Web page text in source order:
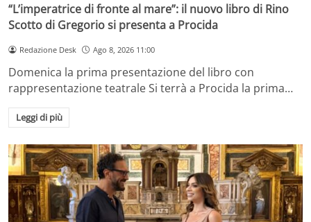
“L’imperatrice di fronte al mare”: il nuovo libro di Rino
Scotto di Gregorio si presenta a Procida
Redazione Desk Ago 8, 2026 11:00
Domenica la prima presentazione del libro con
rappresentazione teatrale Si terrà a Procida la prima…
Leggi di più